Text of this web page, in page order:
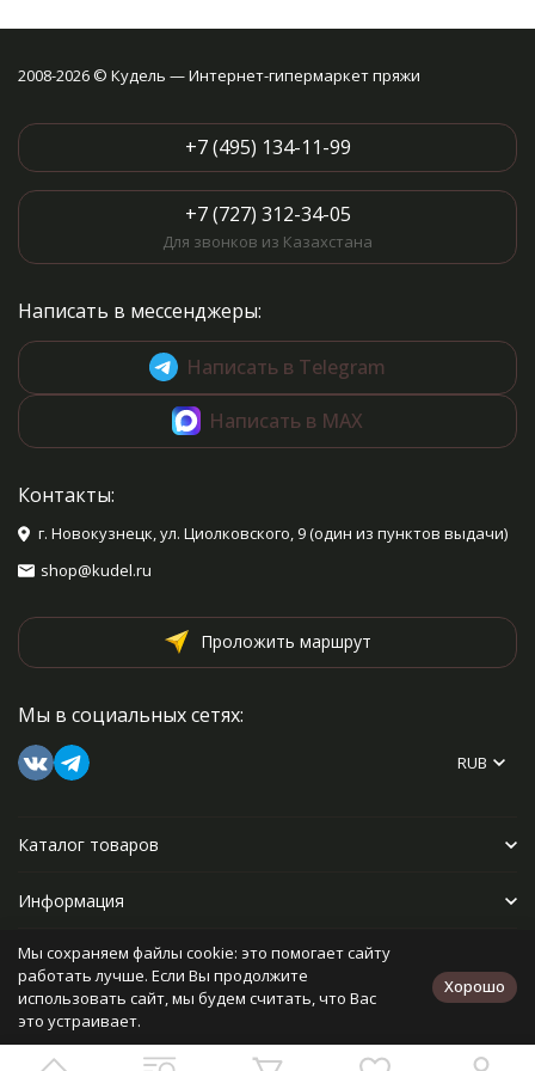
2008-2026 © Кудель — Интернет-гипермаркет пряжи
+7 (495) 134-11-99
+7 (727) 312-34-05
Для звонков из Казахстана
Написать в мессенджеры:
Написать в Telegram
Написать в MAX
Контакты:
г. Новокузнецк, ул. Циолковского, 9 (один из пунктов выдачи)
shop@kudel.ru
Проложить маршрут
Мы в социальных сетях:
RUB
Каталог товаров
Информация
Прочее
Политика персональных данных
Мы сохраняем файлы cookie: это помогает сайту
работать лучше. Если Вы продолжите
использовать сайт, мы будем считать, что Вас
это устраивает.
Хорошо